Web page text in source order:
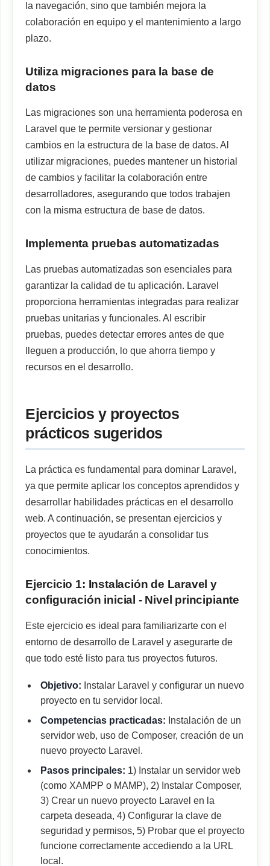
la navegación, sino que también mejora la
colaboración en equipo y el mantenimiento a largo
plazo.
Utiliza migraciones para la base de
datos
Las migraciones son una herramienta poderosa en
Laravel que te permite versionar y gestionar
cambios en la estructura de la base de datos. Al
utilizar migraciones, puedes mantener un historial
de cambios y facilitar la colaboración entre
desarrolladores, asegurando que todos trabajen
con la misma estructura de base de datos.
Implementa pruebas automatizadas
Las pruebas automatizadas son esenciales para
garantizar la calidad de tu aplicación. Laravel
proporciona herramientas integradas para realizar
pruebas unitarias y funcionales. Al escribir
pruebas, puedes detectar errores antes de que
lleguen a producción, lo que ahorra tiempo y
recursos en el desarrollo.
Ejercicios y proyectos
prácticos sugeridos
La práctica es fundamental para dominar Laravel,
ya que permite aplicar los conceptos aprendidos y
desarrollar habilidades prácticas en el desarrollo
web. A continuación, se presentan ejercicios y
proyectos que te ayudarán a consolidar tus
conocimientos.
Ejercicio 1: Instalación de Laravel y
configuración inicial - Nivel principiante
Este ejercicio es ideal para familiarizarte con el
entorno de desarrollo de Laravel y asegurarte de
que todo esté listo para tus proyectos futuros.
Objetivo: Instalar Laravel y configurar un nuevo
proyecto en tu servidor local.
Competencias practicadas: Instalación de un
servidor web, uso de Composer, creación de un
nuevo proyecto Laravel.
Pasos principales: 1) Instalar un servidor web
(como XAMPP o MAMP), 2) Instalar Composer,
3) Crear un nuevo proyecto Laravel en la
carpeta deseada, 4) Configurar la clave de
seguridad y permisos, 5) Probar que el proyecto
funcione correctamente accediendo a la URL
local.